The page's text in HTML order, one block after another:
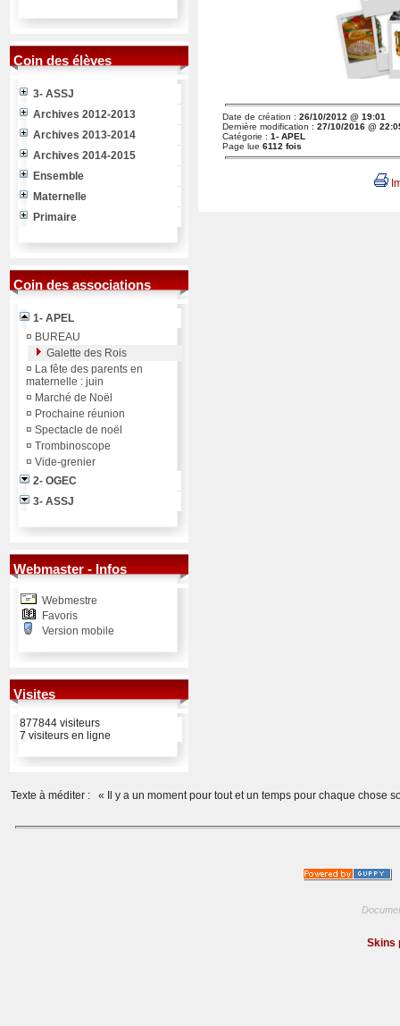
Coin des élèves
3- ASSJ
Archives 2012-2013
Archives 2013-2014
Archives 2014-2015
Ensemble
Maternelle
Primaire
Coin des associations
1- APEL
¤ BUREAU
Galette des Rois
¤ La fête des parents en
maternelle : juin
¤ Marché de Noël
¤ Prochaine réunion
¤ Spectacle de noël
¤ Trombinoscope
¤ Vide-grenier
2- OGEC
3- ASSJ
Webmaster - Infos
Webmestre
Favoris
Version mobile
Visites
877844 visiteurs
7 visiteurs en ligne
Date de création : 26/10/2012 @ 19:01
Dernière modification : 27/10/2016 @
Catégorie : 1- APEL
Page lue 6112 fois
Texte à méditer : « Il y a un moment pour tout et un temps pour chaque chose
Skins